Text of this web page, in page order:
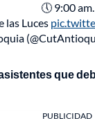
🕔 9:00 am.
las Luces
que
PUBLICIDAD